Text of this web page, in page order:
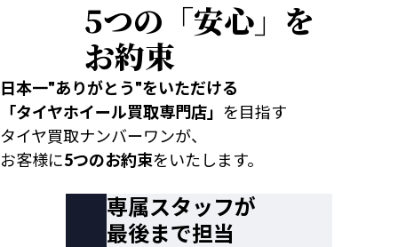
5つの「安心」を
お約束
日本一"ありがとう"をいただける
「タイヤホイール買取専門店」 を目指す
タイヤ買取ナンバーワンが、
お客様に5つのお約束をいたします。
専属スタッフが
最後まで担当